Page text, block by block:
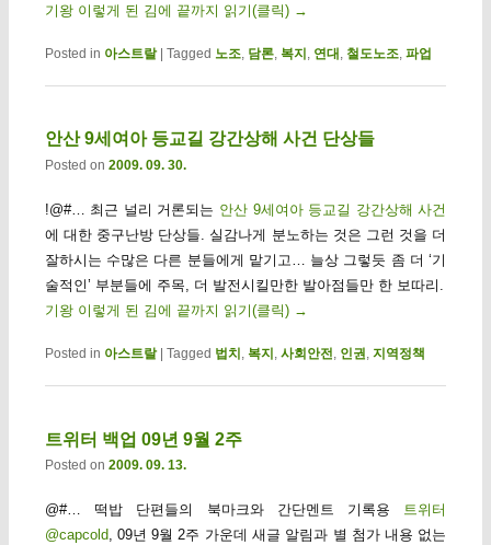
기왕 이렇게 된 김에 끝까지 읽기(클릭) →
Posted in 아스트랄 Tagged 노조, 담론, 복지 , 연대 , 철도노조, 파업
안산 9세여아 등교길 강간상해 사건 단상들
Posted on 2009. 09. 30.
!@#… 최근 널리 거론되는 안산 9세여아 등교길 강간상해 사건
에 대한 중구난방 단상들. 실감나게 분노하는 것은 그런 것을 더
잘하시는 수많은 다른 분들에게 맡기고… 늘상 그렇듯 좀 더 ‘기
술적인’ 부분들에 주목, 더 발전시킬만한 발아점들만 한 보따리.
기왕 이렇게 된 김에 끝까지 읽기(클릭) →
Posted in 아스트랄 Tagged 법치 , 복지 , 사회안전, 인권, 지역정책
트위터 백업 09년 9월 2주
Posted on 2009. 09. 13.
@#… 떡밥 단편들의 북마크와 간단멘트 기록용 트위터
@capcold, 09년 9월 2주 가운데 새글 알림과 별 첨가 내용 없는